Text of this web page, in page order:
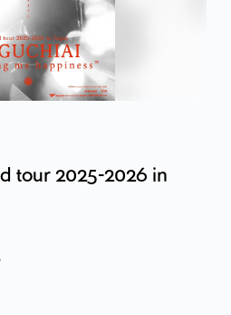
tour 2025-2026 in